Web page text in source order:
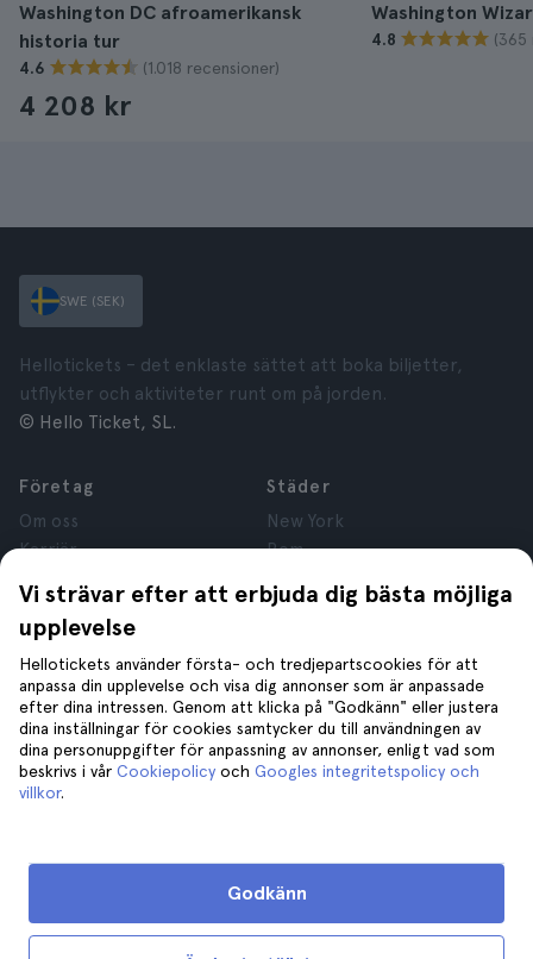
Washington DC afroamerikansk
historia tur
4.6 (1.018 recensioner)
4 208 kr
Washington
4.8 (365
Vi strävar efter att erbjuda dig bästa möjliga
upplevelse
Hellotickets använder första- och tredjepartscookies för att
anpassa din upplevelse och visa dig annonser som är anpassade
efter dina intressen. Genom att klicka på "Godkänn" eller justera
dina inställningar för cookies samtycker du till användningen av
dina personuppgifter för anpassning av annonser, enligt vad som
beskrivs i vår Cookiepolicy och Googles integritetspolicy och
villkor.
Godkänn
SWE (SEK)
Hellotickets – det enklaste sättet att boka biljetter,
utflykter och aktiviteter runt om på jorden.
© Hello Ticket, SL.
Företag
Om oss
Karriär
Recensioner
Sekretess
Regler och villkor
Juridisk Rådgivning
Cookies
Städer
New York
Rom
London
Kraków
Tenerife
Hjälp
Gå med oss på